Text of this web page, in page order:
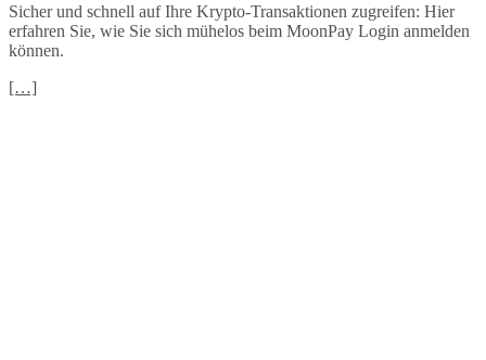
Sicher und schnell auf Ihre Krypto-Transaktionen zugreifen: Hier
erfahren Sie, wie Sie sich mühelos beim MoonPay Login anmelden
können.
[…]